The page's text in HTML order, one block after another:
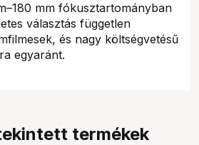
mm fókusztartományban
választás független
és nagy költségvetésű
egyaránt.
termékek